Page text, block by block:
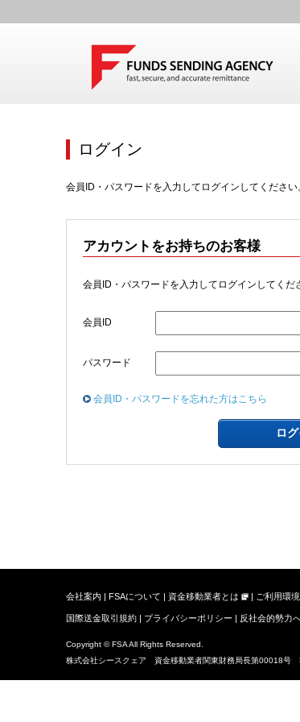
ログイン
会員ID・パスワードを入力してログインしてください
アカウントをお持ちのお客様
会員ID・パスワードを入力してログインしてくだ
会員ID
パスワード
会員ID・パスワードを忘れた方はこちら
会社案内 FSAについて 資金移動業者とは ご利用環境
国際送金取引規約 プライバシーポリシー 反社会的勢力
Copyright © FSA All Rights Reserved.
株式会社シースクェア 資金移動業者関東財務局長第00018号